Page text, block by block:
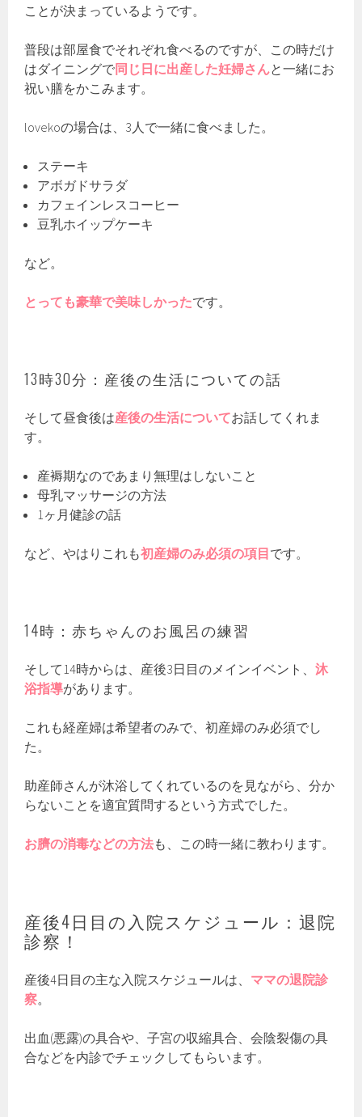
ことが決まっているようです。
普段は部屋食でそれぞれ食べるのですが、この時だけ
はダイニングで同じ日に出産した妊婦さんと一緒にお
祝い膳をかこみます。
lovekoの場合は、3人で一緒に食べました。
ステーキ
アボガドサラダ
カフェインレスコーヒー
豆乳ホイップケーキ
など。
とっても豪華で美味しかったです。
13時30分：産後の生活についての話
そして昼食後は産後の生活についてお話してくれま
す。
産褥期なのであまり無理はしないこと
母乳マッサージの方法
1ヶ月健診の話
など、やはりこれも初産婦のみ必須の項目です。
14時：赤ちゃんのお風呂の練習
そして14時からは、産後3日目のメインイベント、沐
浴指導があります。
これも経産婦は希望者のみで、初産婦のみ必須でし
た。
助産師さんが沐浴してくれているのを見ながら、分か
らないことを適宜質問するという方式でした。
お臍の消毒などの方法も、この時一緒に教わります。
産後4日目の入院スケジュール：退院
診察！
産後4日目の主な入院スケジュールは、 ママの退院診
察。
出血(悪露)の具合や、子宮の収縮具合、会陰裂傷の具
合などを内診でチェックしてもらいます。